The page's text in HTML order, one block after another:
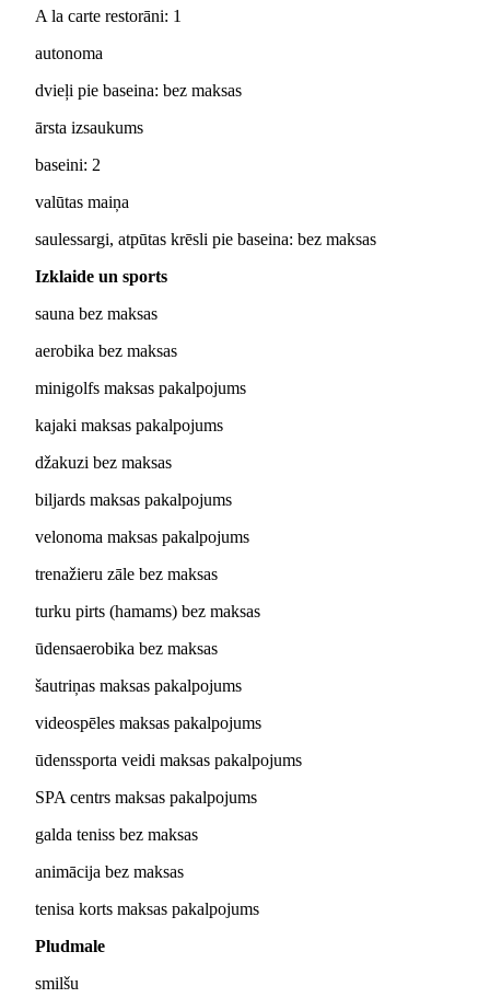
A la carte restorāni: 1
autonoma
dvieļi pie baseina: bez maksas
ārsta izsaukums
baseini: 2
valūtas maiņa
saulessargi, atpūtas krēsli pie baseina: bez maksas
Izklaide un sports
sauna bez maksas
aerobika bez maksas
minigolfs maksas pakalpojums
kajaki maksas pakalpojums
džakuzi bez maksas
biljards maksas pakalpojums
velonoma maksas pakalpojums
trenažieru zāle bez maksas
turku pirts (hamams) bez maksas
ūdensaerobika bez maksas
šautriņas maksas pakalpojums
videospēles maksas pakalpojums
ūdenssporta veidi maksas pakalpojums
SPA centrs maksas pakalpojums
galda teniss bez maksas
animācija bez maksas
tenisa korts maksas pakalpojums
Pludmale
smilšu